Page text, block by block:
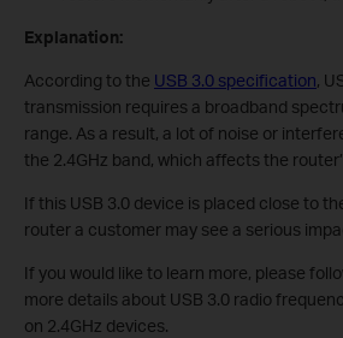
Explanation:
According to the USB 3.0 specification,
transmission requires a broadband
range. As a result, a lot of noise or
the 2.4GHz band, which affects the
If this USB 3.0 device is placed close to
router a customer may see a serious
If you would like to learn more, please
more details about USB 3.0 radio
on 2.4GHz devices.